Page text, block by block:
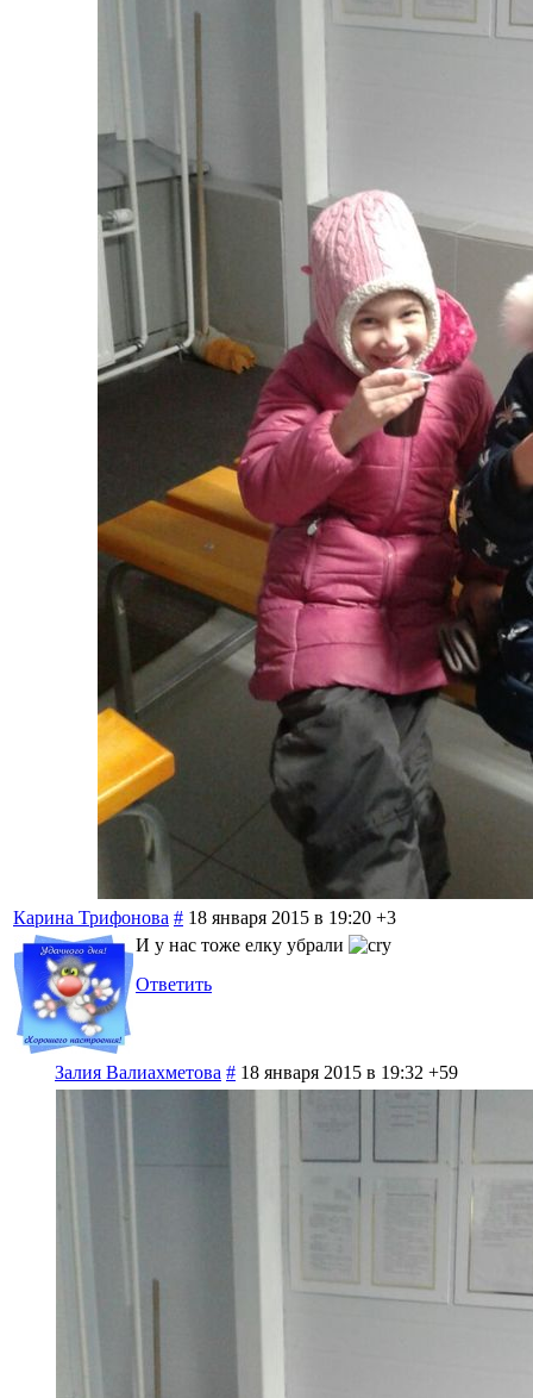
Карина Трифонова # 18 января 2015 в 19:20 +3
И у нас тоже елку убрали
Ответить
Залия Валиахметова # 18 января 2015 в 19:32 +59